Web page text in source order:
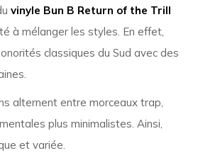
vinyle Bun B Return of the Trill
à mélanger les styles. En effet,
classiques du Sud avec des
alternent entre morceaux trap,
plus minimalistes. Ainsi,
et variée.